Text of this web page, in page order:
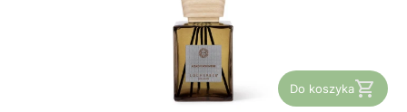
Do koszyka